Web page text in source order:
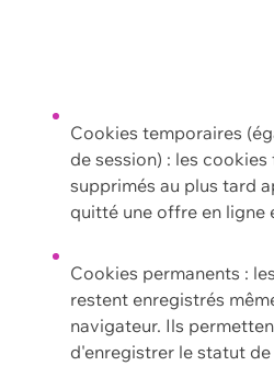
Cookies temporaires
de session) : les
supprimés au plus tard
quitté une offre en ligne
Cookies permanents :
restent enregistrés
navigateur. Ils
d'enregistrer le statut